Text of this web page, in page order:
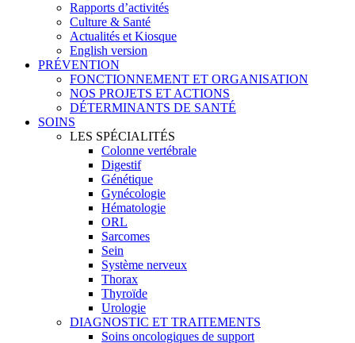
Rapports d’activités
Culture & Santé
Actualités et Kiosque
English version
PRÉVENTION
FONCTIONNEMENT ET ORGANISATION
NOS PROJETS ET ACTIONS
DÉTERMINANTS DE SANTÉ
SOINS
LES SPÉCIALITÉS
Colonne vertébrale
Digestif
Génétique
Gynécologie
Hématologie
ORL
Sarcomes
Sein
Système nerveux
Thorax
Thyroïde
Urologie
DIAGNOSTIC ET TRAITEMENTS
Soins oncologiques de support